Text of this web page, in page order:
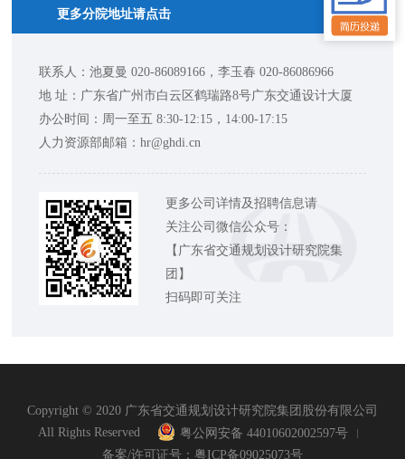
联系人：池夏曼 020-86089166，李玉春 020-86086966
地 址：广东省广州市白云区鹤瑞路8号广东交通设计大厦
办公时间：周一至五 8:30-12:15，14:00-17:15
人力资源部邮箱：hr@ghdi.cn
更多公司详情及招聘信息请
关注公司微信公众号：
【广东省交通规划设计研究院集
团】
扫码即可关注
更多分院地址请点击
Copyright © 2020 广东省交通规划设计研究院集团股份有限公司
All Rights Reserved
粤公网安备 44010602002597号
备案/许可证号：粤ICP备09025073号